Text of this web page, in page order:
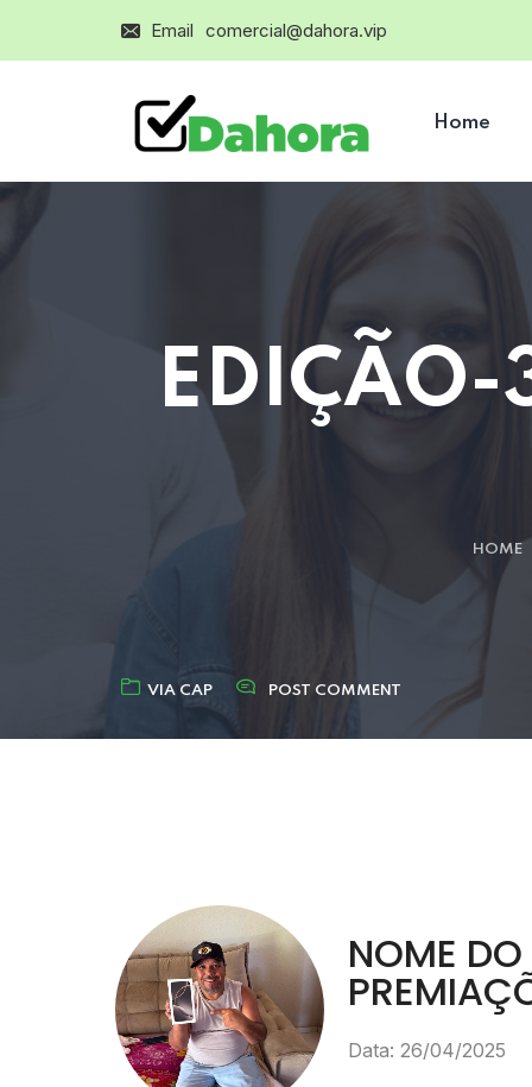
Email comercial@dahora.vip
Home
EDIÇÃO-
HOME
VIA CAP POST COMMENT
NOME
Data: 26/04/2025